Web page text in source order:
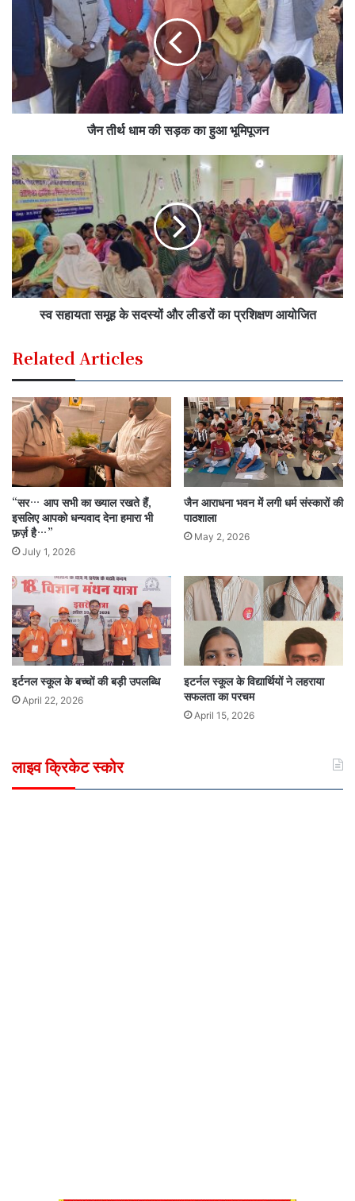
जैन तीर्थ धाम की सड़क का हुआ भूमिपूजन
स्व सहायता समूह के सदस्यों और लीडरों का प्रशिक्षण आयोजित
Related Articles
“सर… आप सभी का ख्याल रखते हैं,
इसलिए आपको धन्यवाद देना हमारा भी
फ़र्ज़ है…”
July 1, 2026
जैन आराधना भवन में लगी धर्म संस्कारों की
पाठशाला
May 2, 2026
इर्टनल स्कूल के बच्चों की बड़ी उपलब्धि
April 22, 2026
इटर्नल स्कूल के विद्यार्थियों ने लहराया
सफलता का परचम
April 15, 2026
लाइव क्रिकेट स्कोर